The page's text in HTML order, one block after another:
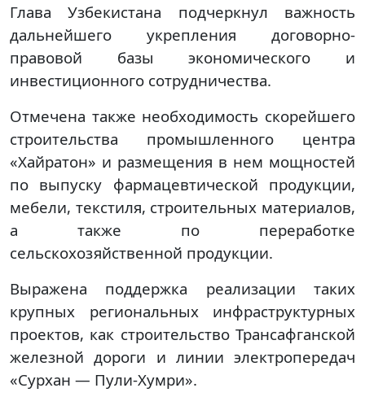
Глава Узбекистана подчеркнул важность
дальнейшего укрепления договорно-
правовой базы экономического и
инвестиционного сотрудничества.
Отмечена также необходимость скорейшего
строительства промышленного центра
«Хайратон» и размещения в нем мощностей
по выпуску фармацевтической продукции,
мебели, текстиля, строительных материалов,
а также по переработке
сельскохозяйственной продукции.
Выражена поддержка реализации таких
крупных региональных инфраструктурных
проектов, как строительство Трансафганской
железной дороги и линии электропередач
«Сурхан — Пули-Хумри».